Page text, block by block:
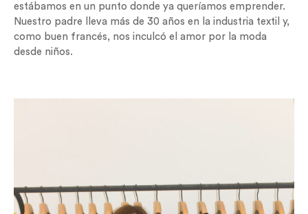
estábamos en un punto donde ya queríamos emprender.
Nuestro padre lleva más de 30 años en la industria textil y,
como buen francés, nos inculcó el amor por la moda
desde niños.